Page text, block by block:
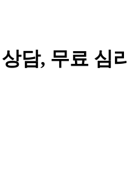
담, 무료 심